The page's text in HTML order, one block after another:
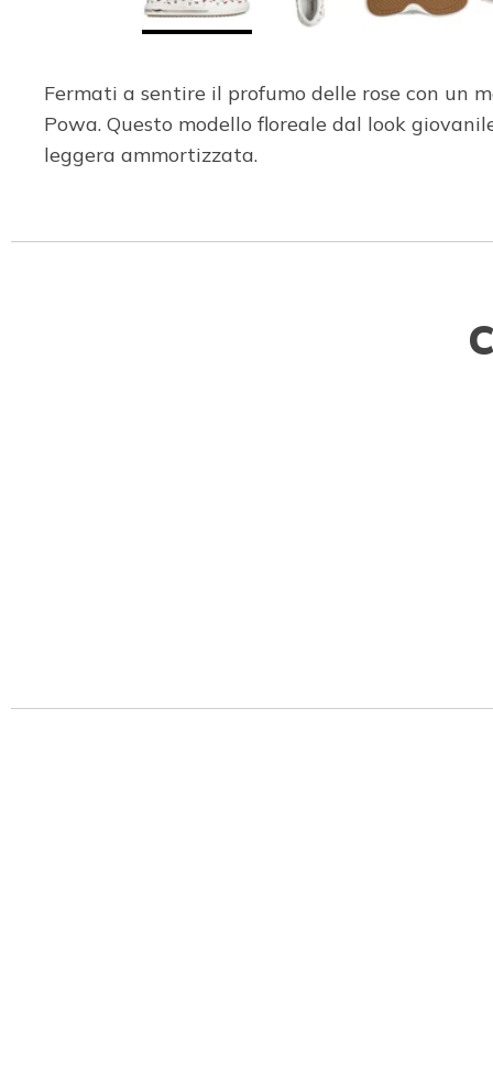
Fermati a sentire il profumo delle rose con un
Powa. Questo modello floreale dal look
leggera ammortizzata.